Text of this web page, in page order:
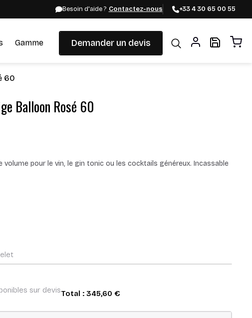
Besoin d'aide ? Contactez-nous +33 4 30 65 00 55
Gamme Demander un devis
60
Balloon Rosé 60
pour le vin, le gin tonic ou les cocktails généreux. Incassable
sur devisTotal : 345,60 €